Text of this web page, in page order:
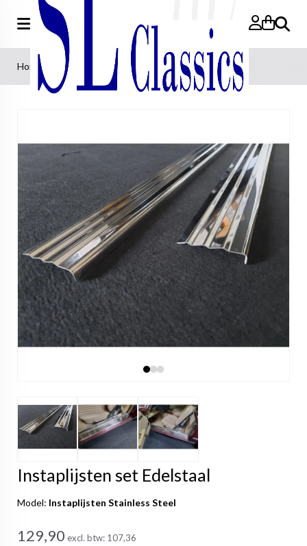
Zoeken
Home Instaplijsten set Edelstaal
Instaplijsten set Edelstaal
Model: Instaplijsten Stainless Steel
129,90 excl. btw: 107,36